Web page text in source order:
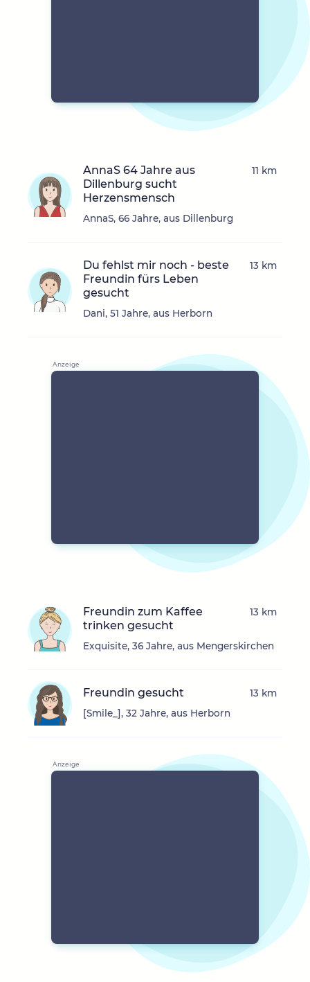
AnnaS 64 Jahre aus
Dillenburg sucht
Herzensmensch
AnnaS, 66 Jahre, aus Dillenburg
11 km
Du fehlst mir noch - beste
Freundin fürs Leben
gesucht
Dani, 51 Jahre, aus Herborn
13 km
Freundin zum Kaffee
trinken gesucht
Exquisite, 36 Jahre, aus Mengerskirchen
13 km
Freundin gesucht
[Smile_], 32 Jahre, aus Herborn
13 km